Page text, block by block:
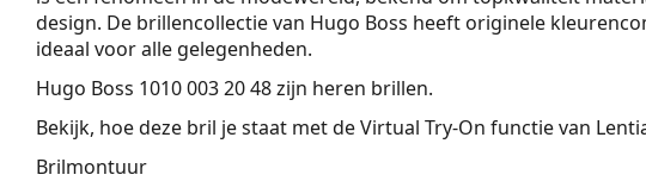
design. De brillenco­llectie van Hugo Boss heeft originele
ideaal voor alle gelegenheden.
Hugo Boss 1010 003 20 48zijn heren brillen.
Bekijk, hoe deze bril je staat met de Virtual Try-On functie van
Brilmontuur